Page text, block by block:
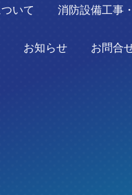
いて 消防設備工事
お知らせ お問合